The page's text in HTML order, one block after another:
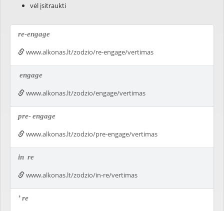
vėl įsitraukti
re-engage
www.alkonas.lt/zodzio/re-engage/vertimas
engage
www.alkonas.lt/zodzio/engage/vertimas
pre-engage
www.alkonas.lt/zodzio/pre-engage/vertimas
in re
www.alkonas.lt/zodzio/in-re/vertimas
’re